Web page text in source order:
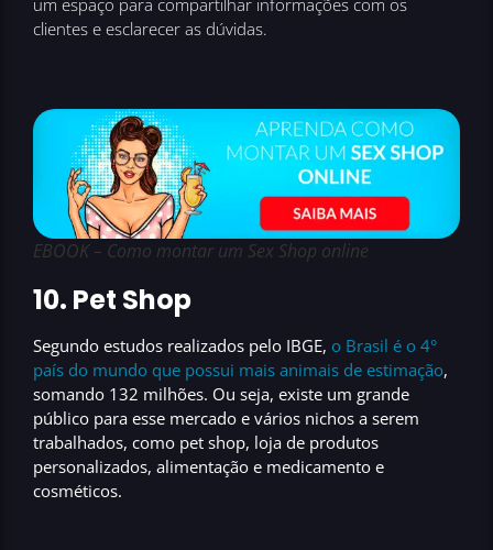
um espaço para compartilhar informações com os
clientes e esclarecer as dúvidas.
EBOOK – Como montar um Sex Shop online
10. Pet Shop
Segundo estudos realizados pelo IBGE, o Brasil é o 4°
país do mundo que possui mais animais de estimação,
somando 132 milhões. Ou seja, existe um grande
público para esse mercado e vários nichos a serem
trabalhados, como pet shop, loja de produtos
personalizados, alimentação e medicamento e
cosméticos.